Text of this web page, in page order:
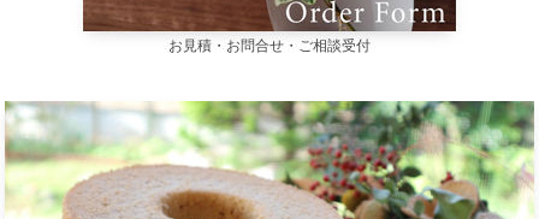
お見積・お問合せ・ご相談受付